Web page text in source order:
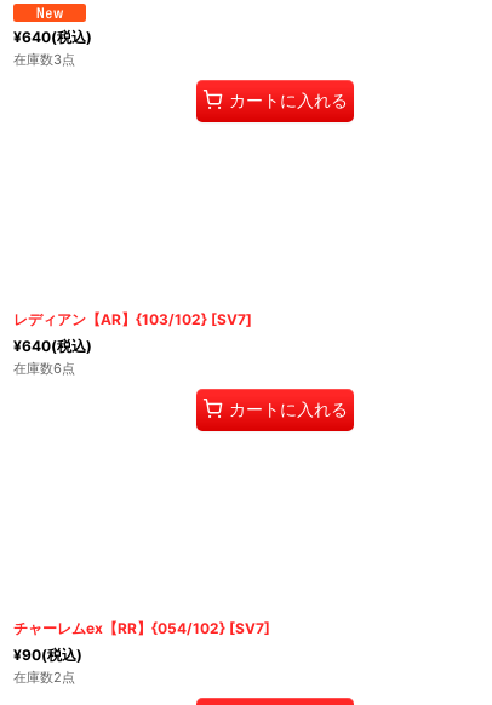
¥640(税込)
在庫数3点
カートに入れる
レディアン【AR】{103/102} [SV7]
¥640(税込)
在庫数6点
カートに入れる
チャーレムex【RR】{054/102} [SV7]
¥90(税込)
在庫数2点